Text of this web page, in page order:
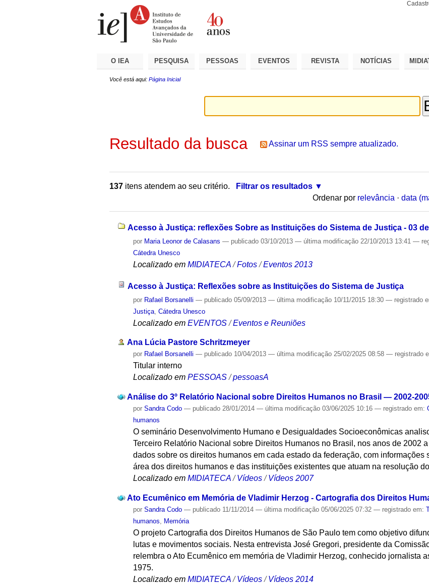
O IEA PESQUISA PESSOAS EVENTOS REVISTA NOTÍCIAS
Você está aqui: Página Inicial
Resultado da busca Assinar um RSS sempre atualizado.
137 itens atendem ao seu critério.
Filtrar os resultados
Ordenar por relevância · data
Acesso à Justiça: reflexões Sobre as Instituições do Sistema de Justiça - 03
por Maria Leonor de Calasans — publicado 03/10/2013— última modificação 22/10/2013 13:41—
Cátedra Unesco
Localizado em MIDIATECA /Fotos /Eventos 2013
Acesso à Justiça: Reflexões sobre as Instituições do Sistema de Justiça
por Rafael Borsanelli — publicado 05/09/2013— última modificação 10/11/2015 18:30— registrado
Justiça ,Cátedra Unesco
Localizado em EVENTOS /Eventos e Reuniões
Ana Lúcia Pastore Schritzmeyer
por Rafael Borsanelli — publicado 10/04/2013— última modificação 25/02/2025 08:58— registrado
Titular interno
Localizado em PESSOAS /pessoasA
Análise do 3º Relatório Nacional sobre Direitos Humanos no Brasil — 2002-
porSandra Codo — publicado 28/01/2014— última modificação 03/06/2025 10:16— registrado em:
humanos
O seminário Desenvolvimento Humano e Desigualdades Socioeconômicas
Terceiro Relatório Nacional sobre Direitos Humanos no Brasil, nos anos de 2002
dados sobre os direitos humanos em cada estado da federação, com informações
área dos direitos humanos e das instituições existentes que atuam na resolução
Localizado em MIDIATECA /Vídeos /Vídeos 2007
Ato Ecumênico em Memória de Vladimir Herzog - Cartografia dos Direitos
porSandra Codo — publicado 11/11/2014— última modificação 05/06/2025 07:32— registrado em:
humanos
Memória
O projeto Cartografia dos Direitos Humanos de São Paulo tem como objetivo
lutas e movimentos sociais. Nesta entrevista José Gregori, presidente da
relembra o Ato Ecumênico em memória de Vladimir Herzog, conhecido jornalista
1975.
Localizado em MIDIATECA /Vídeos /Vídeos 2014